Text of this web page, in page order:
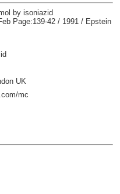
by isoniazid
Page:139-42 / 1991 / Epstein
UK
mc